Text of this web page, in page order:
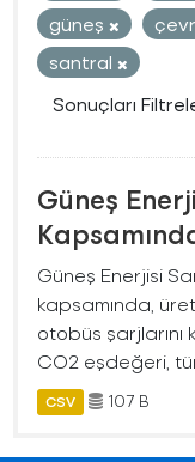
güneş
santral
Sonuçları
Güneş
Güneş Enerjisi
kapsamında,
otobüs şarjlarını
CO2 eşdeğeri,
CSV 107 B